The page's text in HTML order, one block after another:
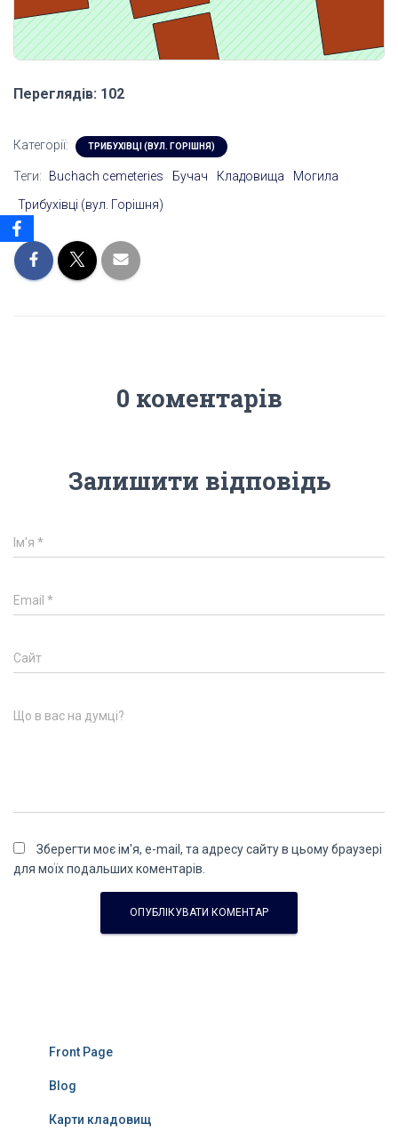
Переглядів: 102
Категорії: ТРИБУХІВЦІ (ВУЛ. ГОРІШНЯ)
Теги: Buchach cemeteries Бучач Кладовища
Могила
Трибухівці (вул. Горішня)
0 коментарів
Залишити відповідь
Ім'я *
Email *
Сайт
Що в вас на думці?
Зберегти моє ім'я, e-mail, та адресу сайту в цьому браузері
для моїх подальших коментарів.
Front Page
Blog
Карти кладовищ